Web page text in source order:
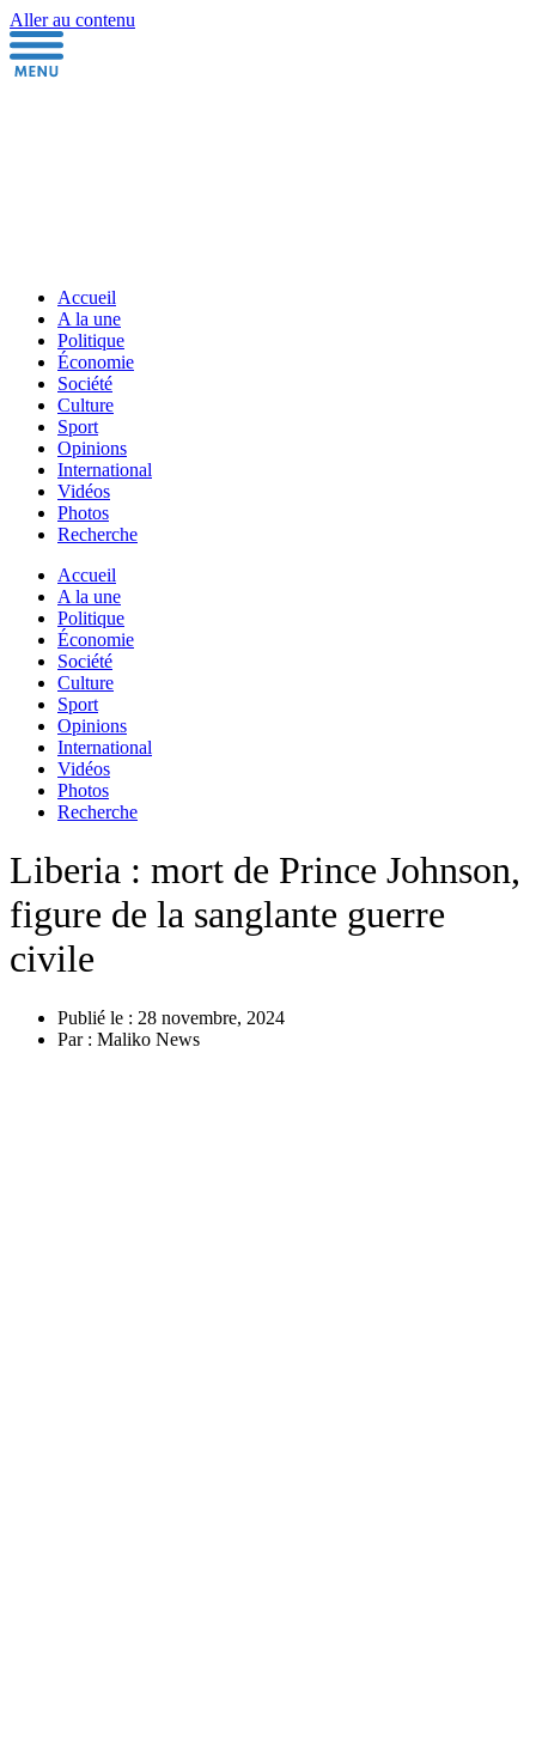
Aller au contenu
Accueil
A la une
Politique
Économie
Société
Culture
Sport
Opinions
International
Vidéos
Photos
Recherche
Accueil
A la une
Politique
Économie
Société
Culture
Sport
Opinions
International
Vidéos
Photos
Recherche
Liberia : mort de Prince Johnson,
figure de la sanglante guerre
civile
Publié le : 28 novembre, 2024
Par : Maliko News